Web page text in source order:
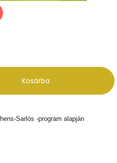
Kosárba
Sarlós -program alapján